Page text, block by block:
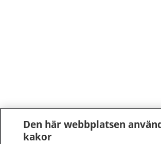
Den här webbplatsen
kakor